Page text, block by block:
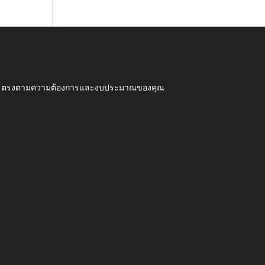
รงตามความต้องการและงบประมาณของคุณ